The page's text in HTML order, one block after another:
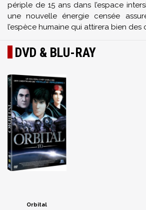
périple de 15 ans dans l’espace
une nouvelle énergie censée
l’espèce humaine qui attirera bien des
DVD & BLU-RAY
Orbital